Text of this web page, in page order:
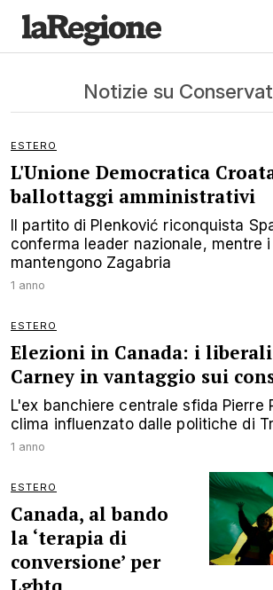
Notizie su
ESTERO
L'Unione Democratica
ballottaggi amministrativi
Il partito di Plenković riconquista
conferma leader nazionale, mentre i
mantengono Zagabria
1 anno
ESTERO
Elezioni in Canada: i
Carney in vantaggio sui
L'ex banchiere centrale sfida Pierre
clima influenzato dalle politiche di
1 anno
ESTERO
Canada, al bando
la ‘terapia di
conversione’ per